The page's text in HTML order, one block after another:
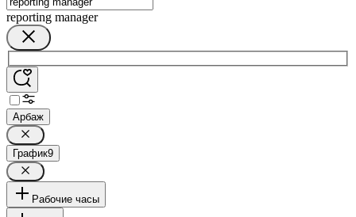
reporting manager
Арбаж
График9
Рабочие часы